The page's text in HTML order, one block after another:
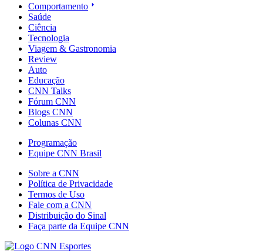
Comportamento
Saúde
Ciência
Tecnologia
Viagem & Gastronomia
Review
Auto
Educação
CNN Talks
Fórum CNN
Blogs CNN
Colunas CNN
Programação
Equipe CNN Brasil
Sobre a CNN
Política de Privacidade
Termos de Uso
Fale com a CNN
Distribuição do Sinal
Faça parte da Equipe CNN